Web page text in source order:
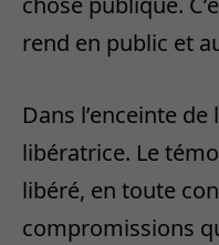
rend en public et
Dans l’enceinte
libératrice. Le
libéré, en toute
compromissions